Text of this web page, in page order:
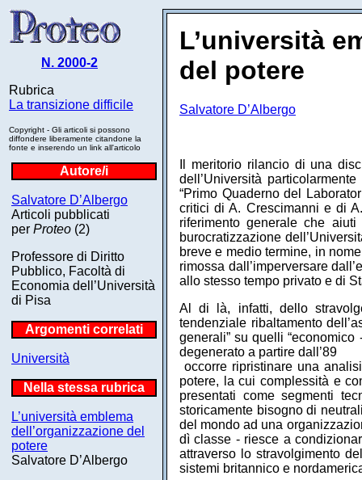
N. 2000-2
Rubrica
La transizione difficile
Copyright - Gli articoli si possono
diffondere liberamente citandone la
fonte e inserendo un link all'articolo
Autore/i
Salvatore D’Albergo
Articoli pubblicati
per Proteo (2)
Professore di Diritto
Pubblico, Facoltà di
Economia dell’Università
di Pisa
Argomenti correlati
Università
Nella stessa rubrica
L’università emblema
dell’organizzazione del
potere
Salvatore D’Albergo
L’università
del potere
Salvatore D’Albergo
Il meritorio rilancio di una
dell’Università
“Primo Quaderno del
critici di A. Crescimanni e di
riferimento generale che
burocratizzazione
breve e medio termine, in
rimossa dall’imperversare
allo stesso tempo privato e di
Al di là, infatti, dello
tendenziale ribaltamento
generali” su quelli “economico
degenerato a partire dall’89
occorre ripristinare una
potere, la cui complessità e
presentati come segmenti
storicamente bisogno di
del mondo ad una
dì classe - riesce a
attraverso lo stravolgimento
sistemi britannico e